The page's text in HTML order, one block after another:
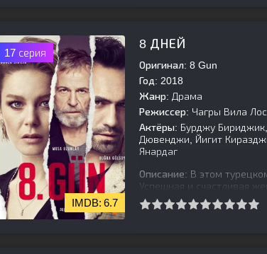
17 серия
6.7
8 ДНЕЙ
Оригинал: 8 Gun
Год: 2018
Жанр: Драма
Режиссер: Чагры Вила
Актёры: Бурджу
Дювенджи, Йигит
Янардаг
Описание: В этом
Успешная и счастливая
Стремясь раскрыть тайну